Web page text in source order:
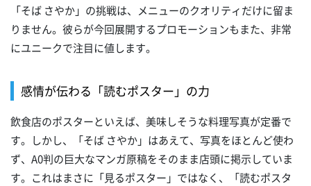
「そば さやか」の挑戦は、メニューのクオリティだけに留ま
りません。彼らが今回展開するプロモーションもまた、非常
にユニークで注目に値します。
感情が伝わる「読むポスター」の力
飲食店のポスターといえば、美味しそうな料理写真が定番で
す。しかし、「そば さやか」はあえて、写真をほとんど使わ
ず、A0判の巨大なマンガ原稿をそのまま店頭に掲示していま
す。これはまさに「見るポスター」ではなく、「読むポスタ